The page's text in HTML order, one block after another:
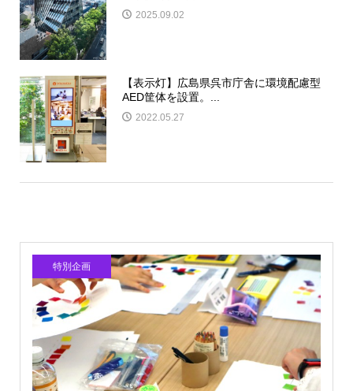
2025.09.02
【表示灯】広島県呉市庁舎に環境配慮型
AED筐体を設置。...
2022.05.27
特別企画